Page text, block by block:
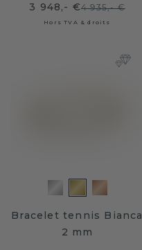
3 948,- €4 935,- €
Hors TVA & droits
Bracelet tennis Bianca
2 mm